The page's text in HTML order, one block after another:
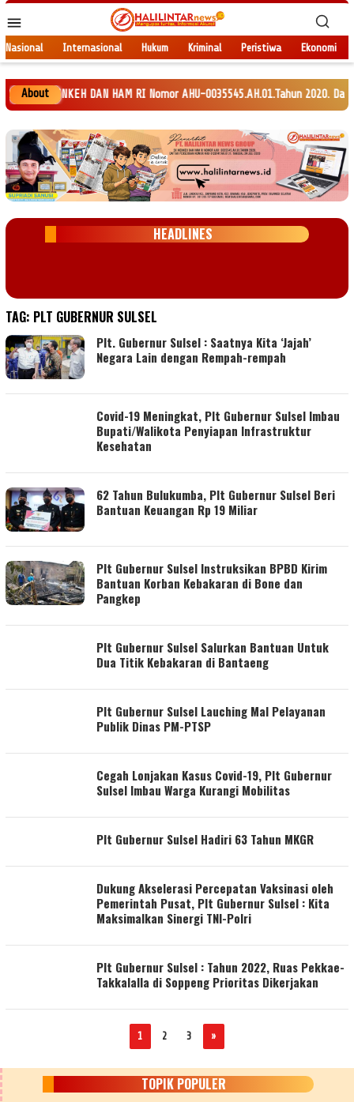
ke
kontenMobile
Nasional Internasional Hukum Kriminal Peristiwa Ekonomi
About
SK MENKEH DAN HAM RI Nomor AHU-0035545.AH.01.Tahun 2020.
HEADLINES
TAG: PLT GUBERNUR SULSEL
Plt. Gubernur Sulsel : Saatnya Kita ‘Jajah’
Negara Lain dengan Rempah-rempah
Covid-19 Meningkat, Plt Gubernur Sulsel Imbau
Bupati/Walikota Penyiapan Infrastruktur
Kesehatan
62 Tahun Bulukumba, Plt Gubernur Sulsel Beri
Bantuan Keuangan Rp 19 Miliar
Plt Gubernur Sulsel Instruksikan BPBD Kirim
Bantuan Korban Kebakaran di Bone dan
Pangkep
Plt Gubernur Sulsel Salurkan Bantuan Untuk
Dua Titik Kebakaran di Bantaeng
Plt Gubernur Sulsel Lauching Mal Pelayanan
Publik Dinas PM-PTSP
Cegah Lonjakan Kasus Covid-19, Plt Gubernur
Sulsel Imbau Warga Kurangi Mobilitas
Plt Gubernur Sulsel Hadiri 63 Tahun MKGR
Dukung Akselerasi Percepatan Vaksinasi oleh
Pemerintah Pusat, Plt Gubernur Sulsel : Kita
Maksimalkan Sinergi TNI-Polri
Plt Gubernur Sulsel : Tahun 2022, Ruas Pekkae-
Takkalalla di Soppeng Prioritas Dikerjakan
1 2 3 »
TOPIK POPULER